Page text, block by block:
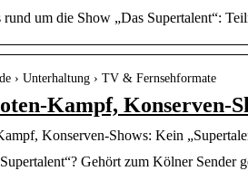
um die Show „Das Supertalent“:
› Unterhaltung › TV & Fernsehformate
Kampf, Konserven-
Konserven-Shows: Kein
Gehört zum Kölner Sender